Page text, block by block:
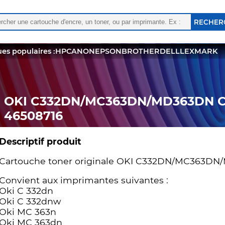
:
les résultats de l'auto-complétion sont disponibles,
populaires :HPCANONEPSONBROTHERDELLLEXMARK
OKI C332DN/MC363DN/
46508716
Descriptif produit
Cartouche toner originale OKI C332DN/
Convient aux imprimantes suivantes :
Oki C 332dn
Oki C 332dnw
Oki MC 363n
Oki MC 363dn